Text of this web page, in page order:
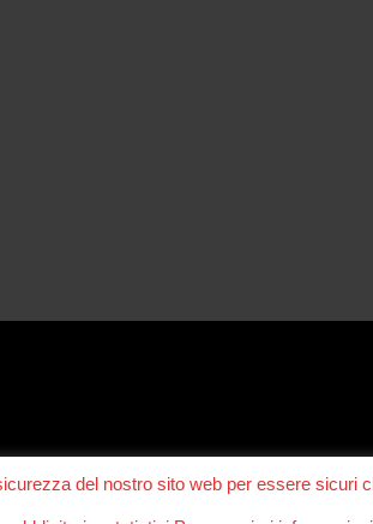
del nostro sito web per essere sicuri